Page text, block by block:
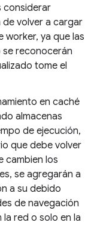
considerar
volver a cargar
worker, ya que las
se reconocerán
tome el
en caché
almacenas
de ejecución,
que debe volver
cambien los
se agregarán a
a su debido
de navegación
red o solo en la